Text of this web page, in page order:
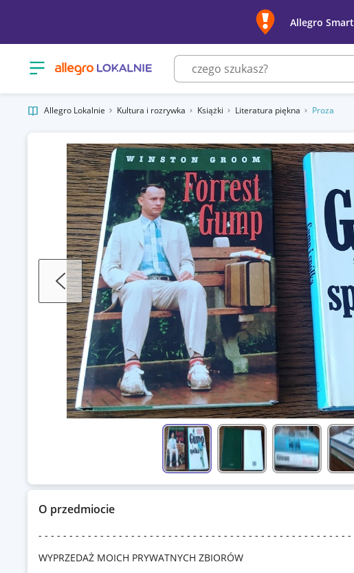
Allegro
Otwórz menu z kategoriami
O przedmiocie
- - - - - - - - - - - - - - - - - - - - - - - - - - - - - - - - - - - - - - - - - - - - - - - - - -
WYPRZEDAŻ MOICH PRYWATNYCH ZBIORÓW
Allegro Lokalnie Kultura i rozrywka Książki Literatura piękna Proza